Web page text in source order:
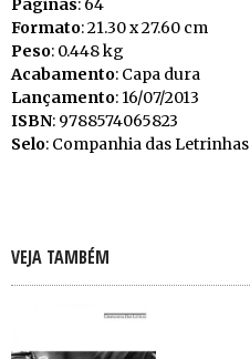
Páginas: 64
Formato: 21.30 x 27.60 cm
Peso: 0.448 kg
Acabamento: Capa dura
Lançamento: 16/07/2013
ISBN: 9788574065823
Selo: Companhia das Letrinhas
VEJA TAMBÉM